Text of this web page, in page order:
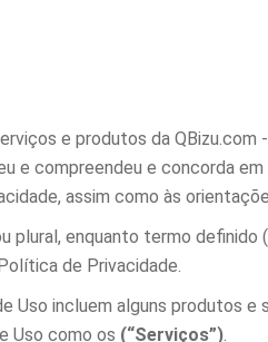
e produtos da
e compreendeu e concorda
assim como às
enquanto termo definido
de Privacidade.
incluem alguns produtos e
Uso como os (“Serviços”).